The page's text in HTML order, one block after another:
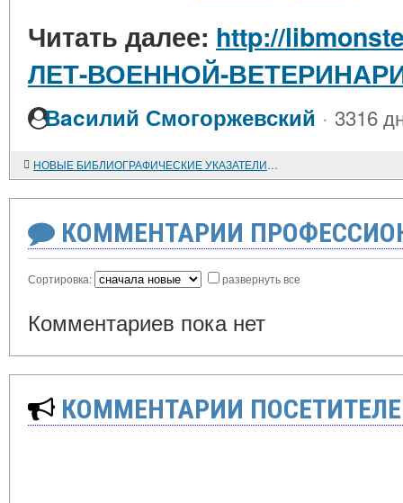
Читать далее: http://
ЛЕТ-ВОЕННОЙ-
Вacилий Смогоржевский · 3316
НОВЫЕ БИБЛИОГРАФИЧЕСКИЕ УКАЗАТЕЛИ ПО ИСТОРИИ
КОММЕНТАРИИ
Сортировка: развернуть все
Комментариев пока нет
КОММЕНТАРИИ